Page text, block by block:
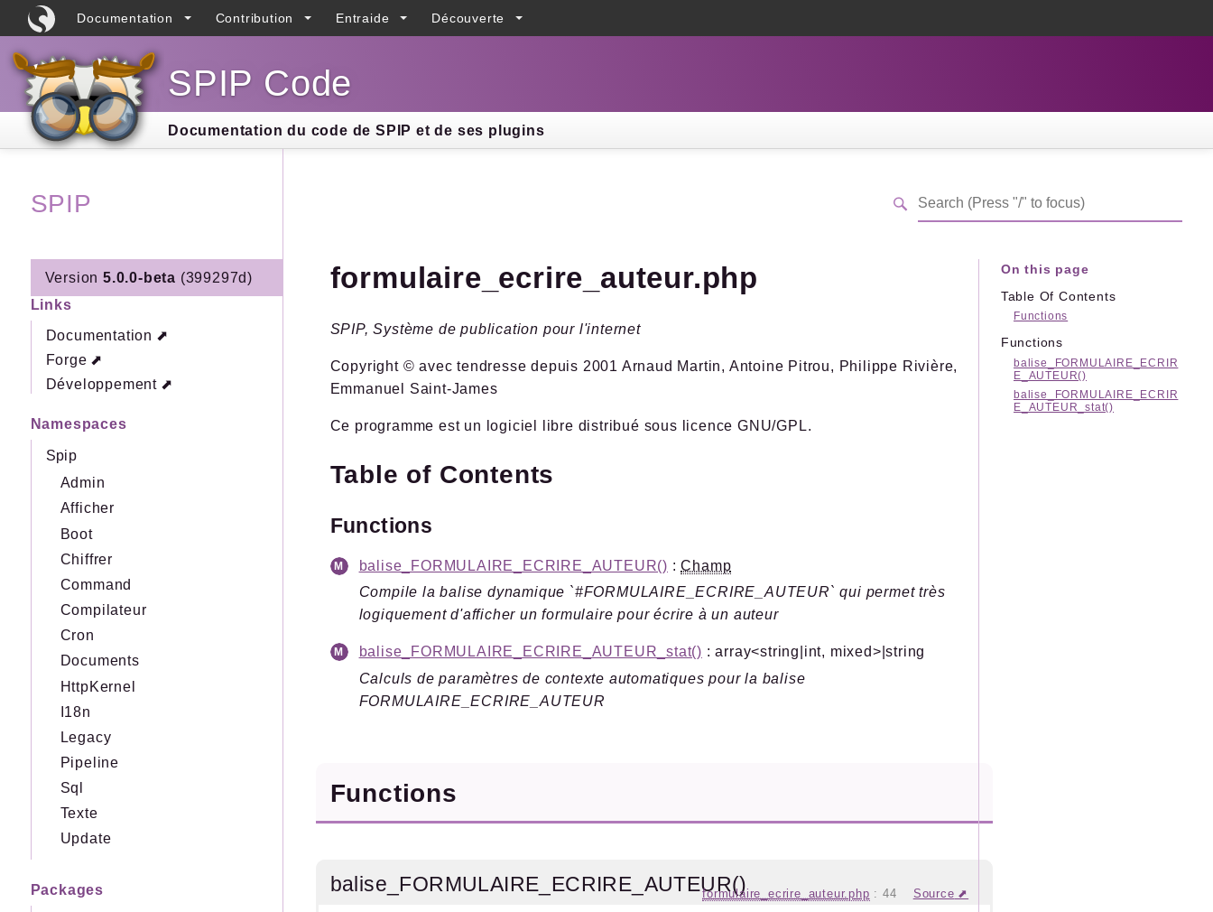
Documentation Contribution Entraide Découverte
SPIP Code
Documentation du code de SPIP et de ses plugins
SPIP
Version 5.0.0-beta (399297d)
Links
Documentation
Forge
Développement
Namespaces
Spip
Admin
Afficher
Boot
Chiffrer
Command
Compilateur
Cron
Documents
HttpKernel
I18n
Legacy
Pipeline
Sql
Texte
Update
Packages
formulaire_ecrire_auteur.php
SPIP, Système de publication pour l'internet
Copyright © avec tendresse depuis 2001 Arnaud Martin, Antoine Pitrou, Philippe Rivière,
Emmanuel Saint-James
Ce programme est un logiciel libre distribué sous licence GNU/GPL.
Table of Contents
Functions
balise_FORMULAIRE_ECRIRE_AUTEUR() :Champ
Compile la balise dynamique `#FORMULAIRE_ECRIRE_AUTEUR` qui permet très
logiquement d'afficher un formulaire pour écrire à un auteur
balise_FORMULAIRE_ECRIRE_AUTEUR_stat() : array<string|int, mixed>|string
Calculs de paramètres de contexte automatiques pour la balise
FORMULAIRE_ECRIRE_AUTEUR
Functions
balise_FORMULAIRE_ECRIRE_AUTEUR()formulaire_ecrire_auteur.php : 44 Source
On this page
Table Of Contents
Functions
Functions
balise_FORMULAIRE_ECRIR
E_AUTEUR()
balise_FORMULAIRE_ECRIR
E_AUTEUR_stat()
Search results